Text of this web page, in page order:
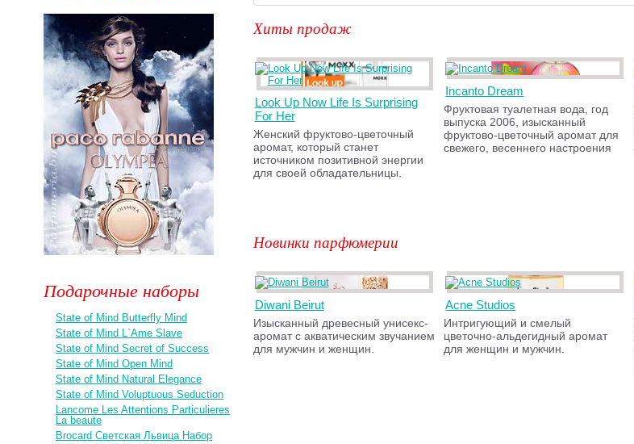
Хиты продаж
Look Up Now Life Is Surprising
For Her
Женский фруктово-цветочный
аромат, который станет
источником позитивной энергии
для своей обладательницы.
Incanto Dream
Фруктовая туалетная вода, год
выпуска 2006, изысканный
фруктово-цветочный аромат для
свежего, весеннего настроения
Новинки парфюмерии
Diwani Beirut
Изысканный древесный унисекс-
аромат с акватическим звучанием
для мужчин и женщин.
Acne Studios
Интригующий и смелый
цветочно-альдегидный аромат
для женщин и мужчин.
Подарочные наборы
State of Mind Butterfly Mind
State of Mind L`Ame Slave
State of Mind Secret of Success
State of Mind Open Mind
State of Mind Natural Elegance
State of Mind Voluptuous Seduction
Lancome Les Attentions Particulieres
La beaute
Brocard Светская Львица Набор